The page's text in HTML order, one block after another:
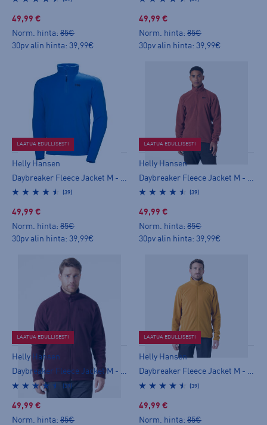
49,99 €
Norm. hinta: 85€
30pv alin hinta: 39,99€
49,99 €
Norm. hinta: 85€
30pv alin hinta: 39,99€
LAATUA EDULLISESTI
Helly Hansen
(39)
49,99 €
Norm. hinta: 85€
30pv alin hinta: 39,99€
LAATUA EDULLISESTI
Helly Hansen
(39)
49,99 €
Norm. hinta: 85€
30pv alin hinta: 39,99€
LAATUA EDULLISESTI
Helly Hansen
Daybreaker Fleece Jacket M - miesten fleecetakki
(39)
49,99 €
Norm. hinta: 85€
LAATUA EDULLISESTI
Helly Hansen
Daybreaker Fleece Jacket M - miesten fleecetakki
(39)
49,99 €
Norm. hinta: 85€